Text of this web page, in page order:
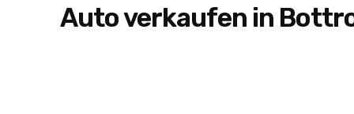
Auto verkaufen in